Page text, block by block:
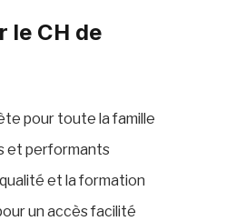
le CH de
pour toute la famille
et performants
et la formation
un accès facilité